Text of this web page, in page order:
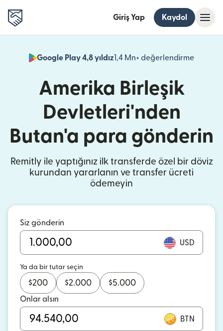
Giriş Yap Kaydol
Google Play 4,8 yıldız1,4 Mn+ değerlendirme
Amerika Birleşik
Devletleri'nden
Butan'a para gönderin
Remitly ile yaptığınız ilk transferde özel bir döviz
kurundan yararlanın ve transfer ücreti
ödemeyin
Siz gönderin
USD
Ya da bir tutar seçin
$200 $2.000 $5.000
Onlar alsın
BTN